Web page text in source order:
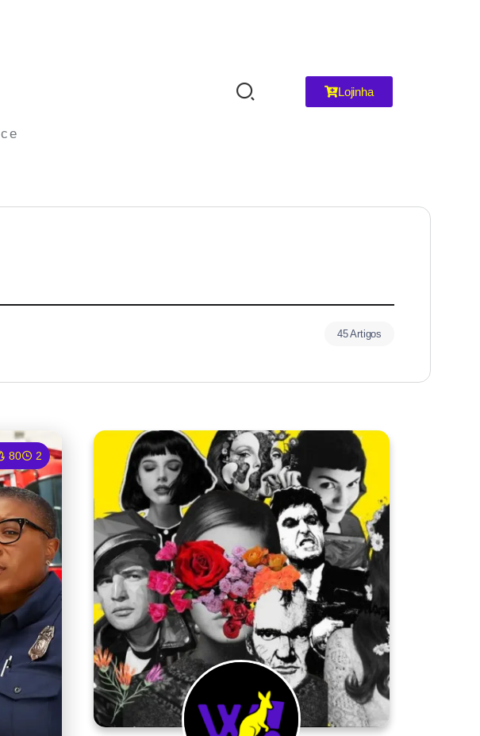
Lojinha
45 Artigos
80 2